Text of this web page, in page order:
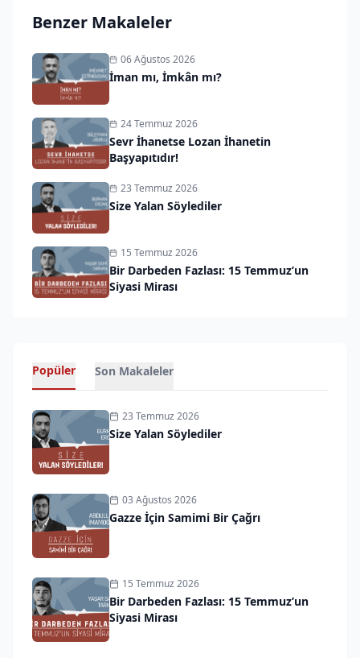
Benzer Makaleler
06 Ağustos 2026
İman mı, İmkân mı?
24 Temmuz 2026
Sevr İhanetse Lozan İhanetin
Başyapıtıdır!
23 Temmuz 2026
Size Yalan Söylediler
15 Temmuz 2026
Bir Darbeden Fazlası: 15 Temmuz’un
Siyasi Mirası
Popüler Son Makaleler
23 Temmuz 2026
Size Yalan Söylediler
03 Ağustos 2026
Gazze İçin Samimi Bir Çağrı
15 Temmuz 2026
Bir Darbeden Fazlası: 15 Temmuz’un
Siyasi Mirası